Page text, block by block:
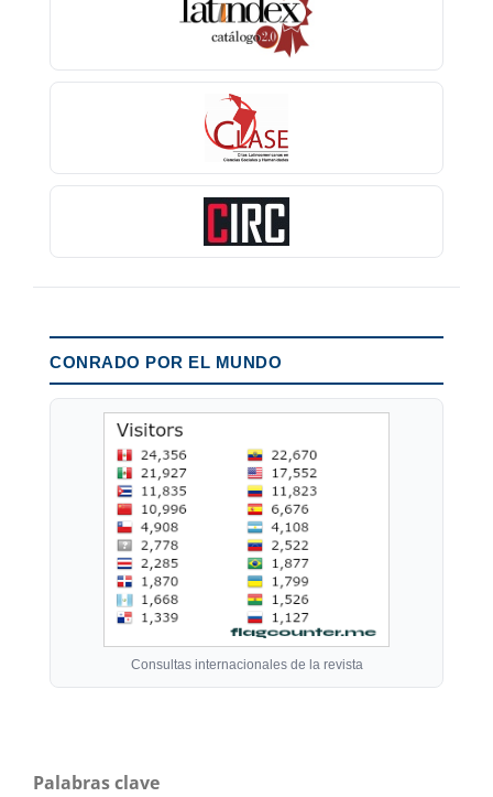
CONRADO POR EL MUNDO
Consultas internacionales de la revista
Palabras clave